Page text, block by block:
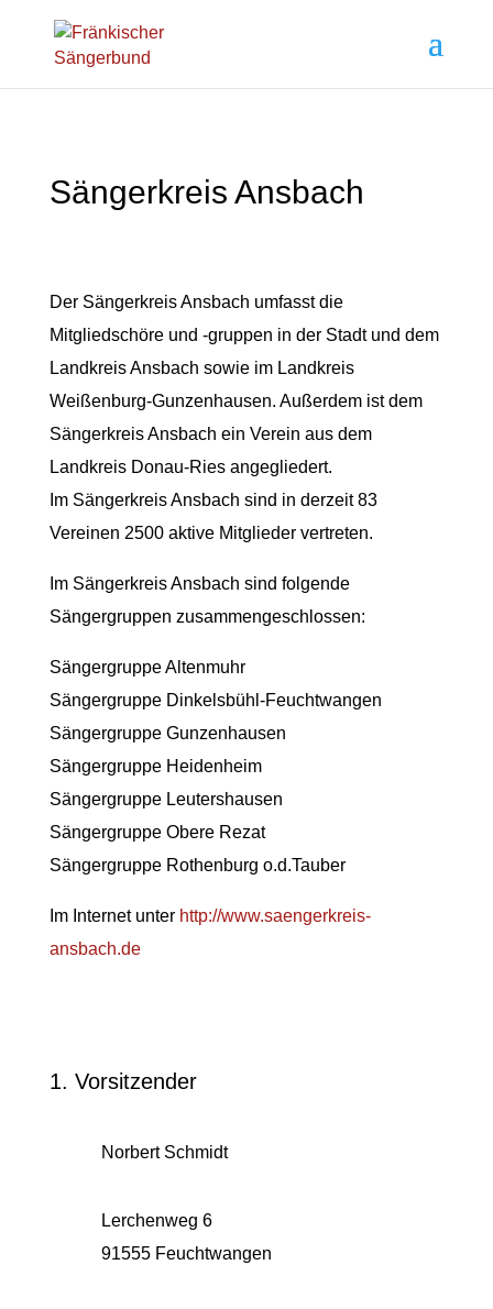
Sängerkreis Ansbach
Der Sängerkreis Ansbach umfasst die
Mitgliedschöre und -gruppen in der Stadt und dem
Landkreis Ansbach sowie im Landkreis
Weißenburg-Gunzenhausen. Außerdem ist dem
Sängerkreis Ansbach ein Verein aus dem
Landkreis Donau-Ries angegliedert.
Im Sängerkreis Ansbach sind in derzeit 83
Vereinen 2500 aktive Mitglieder vertreten.
Im Sängerkreis Ansbach sind folgende
Sängergruppen zusammengeschlossen:
Sängergruppe Altenmuhr
Sängergruppe Dinkelsbühl-Feuchtwangen
Sängergruppe Gunzenhausen
Sängergruppe Heidenheim
Sängergruppe Leutershausen
Sängergruppe Obere Rezat
Sängergruppe Rothenburg o.d.Tauber
Im Internet unter http://www.saengerkreis-
ansbach.de
1. Vorsitzender
Norbert Schmidt
Lerchenweg 6
91555 Feuchtwangen